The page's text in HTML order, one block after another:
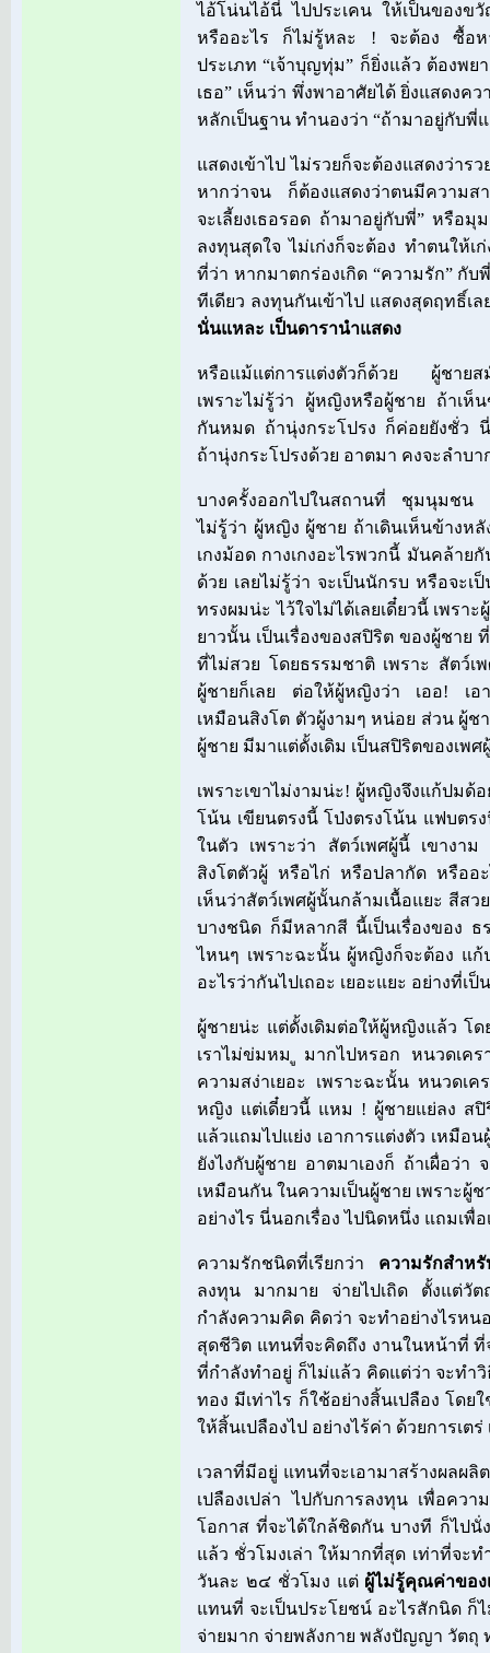
ไอ้โน่นไอ้นี่ ไปประเคน ให้เป็นของข
หรืออะไร ก็ไม่รู้หละ ! จะต้อง ซื้อห
ประเภท “เจ้าบุญทุ่ม” ก็ยิ่งแล้ว ต้องพ
เธอ” เห็นว่า พึ่งพาอาศัยได้ ยิ่งแสดงค
หลักเป็นฐาน ทำนองว่า “ถ้ามาอยู่กับพี่
แสดงเข้าไป ไม่รวยก็จะต้องแสดงว่า
หากว่าจน ก็ต้องแสดงว่าตนมีความส
จะเลี้ยงเธอรอด ถ้ามาอยู่กับพี่” หรือ
ลงทุนสุดใจ ไม่เก่งก็จะต้อง ทำตนให้เ
ที่ว่า หากมาตกร่องเกิด “ความรัก” กับ
ทีเดียว ลงทุนกันเข้าไป แสดงสุดฤทธิ์เ
นั่นแหละ เป็นดารานำแสดง
หรือแม้แต่การแต่งตัวก็ด้วย ผู้ชายส
เพราะไม่รู้ว่า ผู้หญิงหรือผู้ชาย ถ้าเห็
กันหมด ถ้านุ่งกระโปรง ก็ค่อยยังชั่ว
ถ้านุ่งกระโปรงด้วย อาตมา คงจะลำบา
บางครั้งออกไปในสถานที่ ชุมนุมชน
ไม่รู้ว่า ผู้หญิง ผู้ชาย ถ้าเดินเห็นข้างห
เกงม้อด กางเกงอะไรพวกนี้ มันคล้าย
ด้วย เลยไม่รู้ว่า จะเป็นนักรบ หรือจะ
ทรงผมน่ะ ไว้ใจไม่ได้เลยเดี๋ยวนี้ เพรา
ยาวนั้น เป็นเรื่องของสปิริต ของผู้ชาย
ที่ไม่สวย โดยธรรมชาติ เพราะ สัตว์เ
ผู้ชายก็เลย ต่อให้ผู้หญิงว่า เออ! เอ
เหมือนสิงโต ตัวผู้งามๆ หน่อย ส่วน ผู้ช
ผู้ชาย มีมาแต่ดั้งเดิม เป็นสปิริตของเพ
เพราะเขาไม่งามน่ะ! ผู้หญิงจึงแก้ปมด้
โน้น เขียนตรงนี้ โป่งตรงโน้น แฟบตร
ในตัว เพราะว่า สัตว์เพศผู้นี้ เขางา
สิงโตตัวผู้ หรือไก่ หรือปลากัด หรืออ
เห็นว่าสัตว์เพศผู้นั้นกล้ามเนื้อแยะ สีส
บางชนิด ก็มีหลากสี นี้เป็นเรื่องของ
ไหนๆ เพราะฉะนั้น ผู้หญิงก็จะต้อง แ
อะไรว่ากันไปเถอะ เยอะแยะ อย่างที่เ
ผู้ชายน่ะ แต่ดั้งเดิมต่อให้ผู้หญิงแล้ว โ
เราไม่ข่มหม ูมากไปหรอก หนวดเค
ความสง่าเยอะ เพราะฉะนั้น หนวดเ
หญิง แต่เดี๋ยวนี้ แหม ! ผู้ชายแย่ลง สปิ
แล้วแถมไปแย่ง เอาการแต่งตัว เหมือ
ยังไงกับผู้ชาย อาตมาเองก็ ถ้าเผื่อว่
เหมือนกัน ในความเป็นผู้ชาย เพราะผู้
อย่างไร นี่นอกเรื่อง ไปนิดหนึ่ง แถมเพื่
ความรักชนิดที่เรียกว่า ความรักสำห
ลงทุน มากมาย จ่ายไปเถิด ตั้งแต่วั
กำลังความคิด คิดว่า จะทำอย่างไรห
สุดชีวิต แทนที่จะคิดถึง งานในหน้าที่
ที่กำลังทำอยู่ ก็ไม่แล้ว คิดแต่ว่า จะทำ
ทอง มีเท่าไร ก็ใช้อย่างสิ้นเปลือง โดย
ให้สิ้นเปลืองไป อย่างไร้ค่า ด้วยการเต
เวลาที่มีอยู่ แทนที่จะเอามาสร้างผลผ
เปลืองเปล่า ไปกับการลงทุน เพื่อคว
โอกาส ที่จะได้ใกล้ชิดกัน บางที ก็ไปนั่
แล้ว ชั่วโมงเล่า ให้มากที่สุด เท่าที่จะ
วันละ ๒๔ ชั่วโมง แต่ผู้ไม่รู้คุณค่าของ
แทนที่ จะเป็นประโยชน์ อะไรสักนิด ก็
จ่ายมาก จ่ายพลังกาย พลังปัญญา วัตถุ